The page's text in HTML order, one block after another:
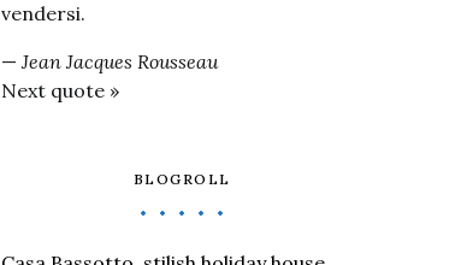
vendersi.
— Jean Jacques Rousseau
Next quote »
BLOGROLL